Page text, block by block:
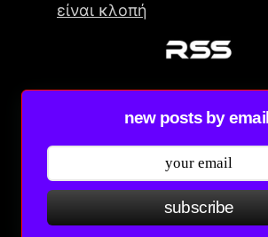
είναι κλοπή
new posts by
subscribe